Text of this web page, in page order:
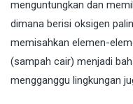
menguntungkan dan
dimana berisi oksigen
memisahkan elemen-
(sampah cair) menjadi
mengganggu lingkungan